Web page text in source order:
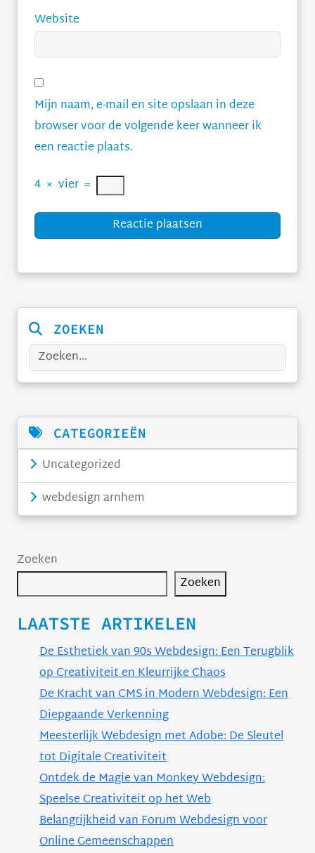
Website
Mijn naam, e-mail en site opslaan in deze
browser voor de volgende keer wanneer ik
een reactie plaats.
4 × vier =
Reactie plaatsen
ZOEKEN
Zoeken
CATEGORIEËN
Uncategorized
webdesign arnhem
Zoeken
Zoeken
LAATSTE ARTIKELEN
De Esthetiek van 90s Webdesign: Een Terugblik
op Creativiteit en Kleurrijke Chaos
De Kracht van CMS in Modern Webdesign: Een
Diepgaande Verkenning
Meesterlijk Webdesign met Adobe: De Sleutel
tot Digitale Creativiteit
Ontdek de Magie van Monkey Webdesign:
Speelse Creativiteit op het Web
Belangrijkheid van Forum Webdesign voor
Online Gemeenschappen